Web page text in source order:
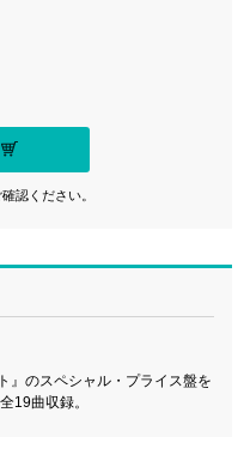
認ください。
』のスペシャル・プライス盤を
19曲収録。